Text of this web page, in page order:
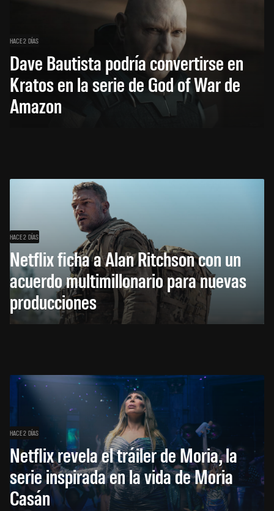
HACE 2 DÍAS
Dave Bautista podría convertirse en
Kratos en la serie de God of War de
Amazon
HACE 2 DÍAS
Netflix ficha a Alan Ritchson con un
acuerdo multimillonario para nuevas
producciones
HACE 2 DÍAS
Netflix revela el tráiler de Moria, la
serie inspirada en la vida de Moria
Casán